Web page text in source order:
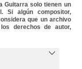
Guitarra solo tienen un
Si algún compositor,
que un archivo
derechos de autor,